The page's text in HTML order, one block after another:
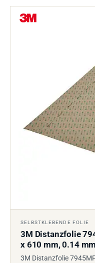
SELBSTKLEBENDE FOLIE
3M Distanzfolie
x 610 mm, 0.14 mm
3M Distanzfolie